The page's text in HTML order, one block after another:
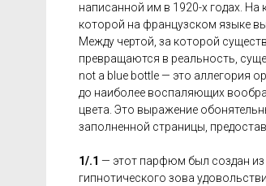
написанной им в 1920-х годах. На
которой на французском языке
Между чертой, за которой
превращаются в реальность,
not a blue bottle — это аллегория
до наиболее воспаляющих
цвета. Это выражение
заполненной страницы,
1/.1 — этот парфюм был создан из
гипнотического зова